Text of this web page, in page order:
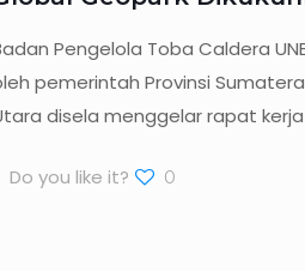
Pengelola Toba Caldera
pemerintah Provinsi
disela menggelar rapat
Do you like it? 0